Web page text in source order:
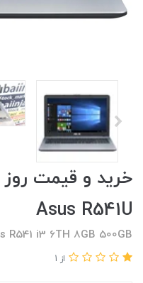
خرید و قیمت
Asus R541U
R541 i3 6TH 8GB 500GB
از 1